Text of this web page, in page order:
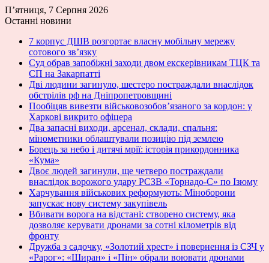
П’ятниця, 7 Серпня 2026
Останні новини
7 корпус ДШВ розгортає власну мобільну мережу
сотового зв’язку
Суд обрав запобіжні заходи двом екскерівникам ТЦК та
СП на Закарпатті
Дві людини загинуло, шестеро постраждали внаслідок
обстрілів рф на Дніпропетровщині
Пообіцяв вивезти військовозобов’язаного за кордон: у
Харкові викрито офіцера
Два запасні виходи, арсенал, склади, спальня:
мінометники облаштували позицію під землею
Борець за небо і дитячі мрії: історія прикордонника
«Кума»
Двоє людей загинули, ще четверо постраждали
внаслідок ворожого удару РСЗВ «Торнадо-С» по Ізюму
Харчування військових реформують: Міноборони
запускає нову систему закупівель
Вбивати ворога на відстані: створено систему, яка
дозволяє керувати дронами за сотні кілометрів від
фронту
Дружба з садочку, «Золотий хрест» і повернення із СЗЧ у
«Рарог»: «Ширан» і «Пін» обрали воювати дронами